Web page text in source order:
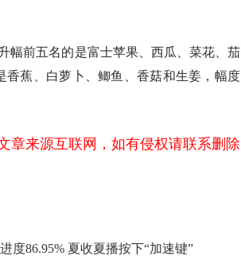
前五名的是富士苹果、西瓜、菜花、茄
香蕉、白萝卜、鲫鱼、香菇和生姜，幅度
章来源互联网，如有侵权请联系删除
度86.95% 夏收夏播按下“加速键”